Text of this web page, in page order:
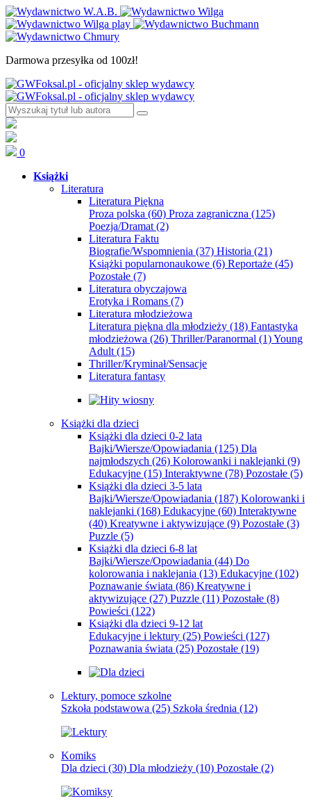
Darmowa przesyłka od 100zł!
0
Książki
Literatura
Literatura Piękna
Proza polska (60) Proza zagraniczna (125)
Poezja/Dramat (2)
Literatura Faktu
Biografie/Wspomnienia (37) Historia (21)
Książki popularnonaukowe (6) Reportaże (45)
Pozostałe (7)
Literatura obyczajowa
Erotyka i Romans (7)
Literatura młodzieżowa
Literatura piękna dla młodzieży (18) Fantastyka
młodzieżowa (26) Thriller/Paranormal (1)Young
Adult (15)
Thriller/Kryminał/Sensacje
Literatura fantasy
Książki dla dzieci
Książki dla dzieci 0-2 lata
Bajki/Wiersze/Opowiadania (125) Dla
najmłodszych (26) Kolorowanki i naklejanki (9)
Edukacyjne (15) Interaktywne (78) Pozostałe (5)
Książki dla dzieci 3-5 lata
Bajki/Wiersze/Opowiadania (187) Kolorowanki i
naklejanki (168) Edukacyjne (60) Interaktywne
(40) Kreatywne i aktywizujące (9) Pozostałe (3)
Puzzle (5)
Książki dla dzieci 6-8 lat
Bajki/Wiersze/Opowiadania (44) Do
kolorowania i naklejania (13) Edukacyjne (102)
Poznawanie świata (86) Kreatywne i
aktywizujące (27) Puzzle (11) Pozostałe (8)
Powieści (122)
Książki dla dzieci 9-12 lat
Edukacyjne i lektury (25) Powieści (127)
Poznawania świata (25) Pozostałe (19)
Lektury, pomoce szkolne
Szkoła podstawowa (25) Szkoła średnia (12)
Komiks
Dla dzieci (30) Dla młodzieży (10) Pozostałe (2)